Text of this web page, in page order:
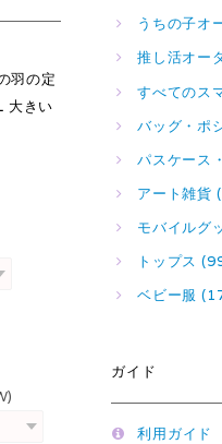
羽の定
大きい
うちの子オ
推し活オー
すべてのス
バッグ・ポ
パスケース
アート雑貨
モバイルグ
トップス
ベビー服
ガイド
利用ガイド